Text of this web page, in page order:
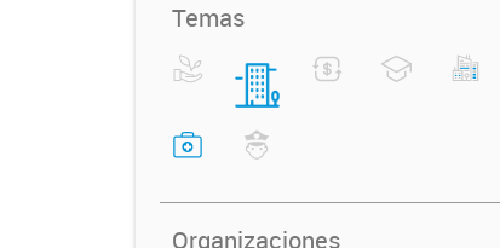
Temas
Organizaciones